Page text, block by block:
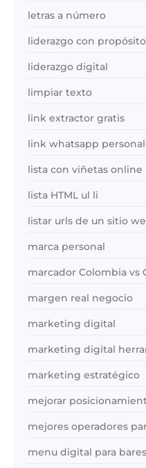
letras a número
liderazgo con propósito
liderazgo digital
limpiar texto
link extractor gratis
link whatsapp
lista con viñetas online
lista HTML ul li
listar urls de un sitio
marca personal
marcador Colombia vs
margen real negocio
marketing digital
marketing digital
marketing estratégico
mejorar
mejores operadores
menu digital para bares